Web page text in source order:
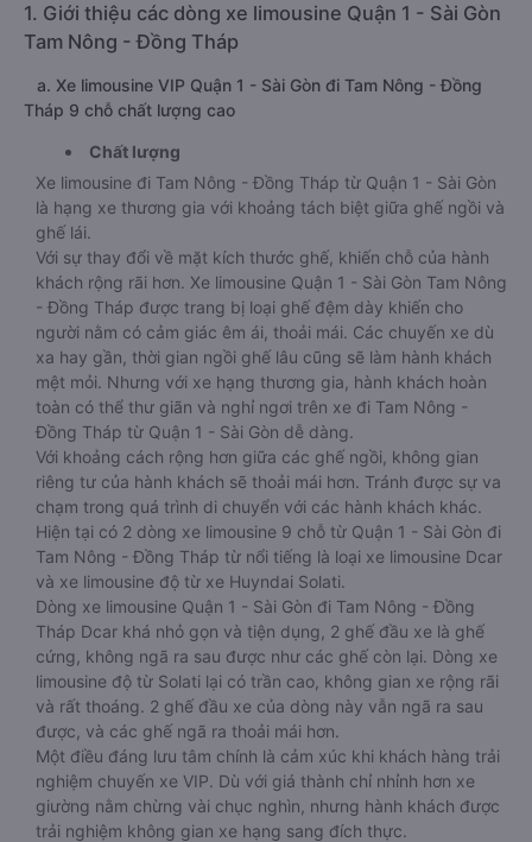
1. Giới thiệu các dòng xe limousine Quận 1 - Sài Gòn
Tam Nông - Đồng Tháp
a. Xe limousine VIP Quận 1 - Sài Gòn đi Tam Nông - Đồng
Tháp 9 chỗ chất lượng cao
Chất lượng
Xe limousine đi Tam Nông - Đồng Tháp từ Quận 1 - Sài Gòn
là hạng xe thương gia với khoảng tách biệt giữa ghế ngồi và
ghế lái.
Với sự thay đổi về mặt kích thước ghế, khiến chỗ của hành
khách rộng rãi hơn. Xe limousine Quận 1 - Sài Gòn Tam Nông
- Đồng Tháp được trang bị loại ghế đệm dày khiến cho
người nằm có cảm giác êm ái, thoải mái. Các chuyến xe dù
xa hay gần, thời gian ngồi ghế lâu cũng sẽ làm hành khách
mệt mỏi. Nhưng với xe hạng thương gia, hành khách hoàn
toàn có thể thư giãn và nghỉ ngơi trên xe đi Tam Nông -
Đồng Tháp từ Quận 1 - Sài Gòn dễ dàng.
Với khoảng cách rộng hơn giữa các ghế ngồi, không gian
riêng tư của hành khách sẽ thoải mái hơn. Tránh được sự va
chạm trong quá trình di chuyển với các hành khách khác.
Hiện tại có 2 dòng xe limousine 9 chỗ từ Quận 1 - Sài Gòn đi
Tam Nông - Đồng Tháp từ nổi tiếng là loại xe limousine Dcar
và xe limousine độ từ xe Huyndai Solati.
Dòng xe limousine Quận 1 - Sài Gòn đi Tam Nông - Đồng
Tháp Dcar khá nhỏ gọn và tiện dụng, 2 ghế đầu xe là ghế
cứng, không ngã ra sau được như các ghế còn lại. Dòng xe
limousine độ từ Solati lại có trần cao, không gian xe rộng rãi
và rất thoáng. 2 ghế đầu xe của dòng này vẫn ngã ra sau
được, và các ghế ngã ra thoải mái hơn.
Một điều đáng lưu tâm chính là cảm xúc khi khách hàng trải
nghiệm chuyến xe VIP. Dù với giá thành chỉ nhỉnh hơn xe
giường nằm chừng vài chục nghìn, nhưng hành khách được
trải nghiệm không gian xe hạng sang đích thực.